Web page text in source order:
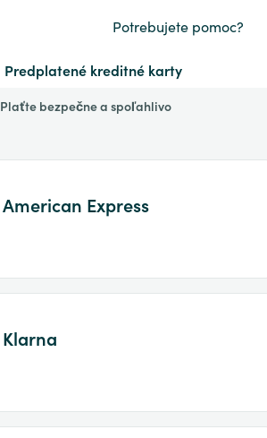
Potrebujete pomoc?
Predplatené kreditné karty
Plaťte bezpečne a spoľahlivo
American Express
Klarna